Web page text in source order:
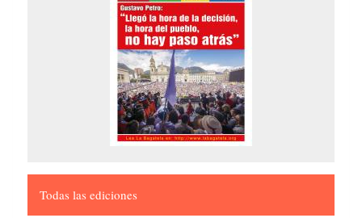
Todas las ediciones